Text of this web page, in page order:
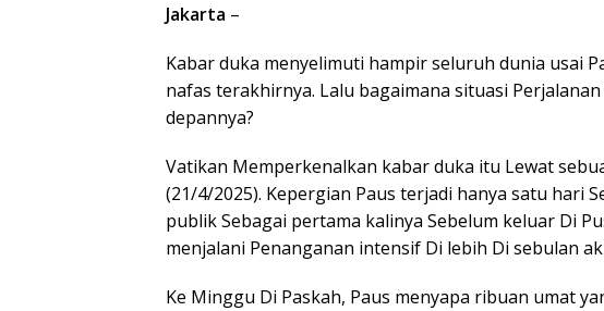
Jakarta –
Kabar duka menyelimuti hampir seluruh dunia usai
nafas terakhirnya. Lalu bagaimana situasi
depannya?
Vatikan Memperkenalkan kabar duka itu Lewat
(21/4/2025). Kepergian Paus terjadi hanya satu hari
publik Sebagai pertama kalinya Sebelum keluar Di
menjalani Penanganan intensif Di lebih Di sebulan
Ke Minggu Di Paskah, Paus menyapa ribuan umat